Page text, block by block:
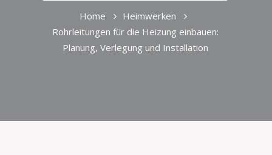
Home
Heimwerken
Rohrleitungen für die Heizung einbauen:
Planung, Verlegung und Installation